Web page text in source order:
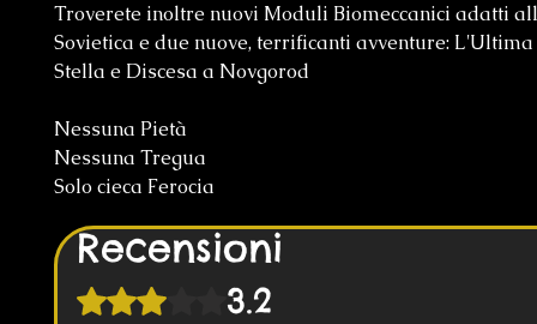
Troverete inoltre nuovi Moduli Biomeccanici adatti
Sovietica e due nuove, terrificanti avventure: L'Ultima
Stella e Discesa a Novgorod
Nessuna Pietà
Nessuna Tregua
Solo cieca Ferocia
Recensioni
Valutazione 3,2 stelle su 5.
3.2